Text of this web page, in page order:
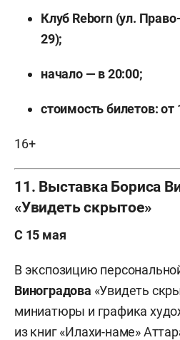
Клуб Reborn (ул.
29);
начало — в 20:00;
стоимость билетов: от
16+
11. Выставка Бориса
«Увидеть скрытое»
С 15 мая
В экспозицию
Виноградова «Увидеть
миниатюры и графика
из книг «Илахи-наме»